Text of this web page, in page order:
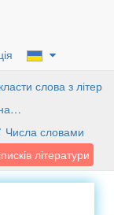
слова з літер
Числа словами
літератури